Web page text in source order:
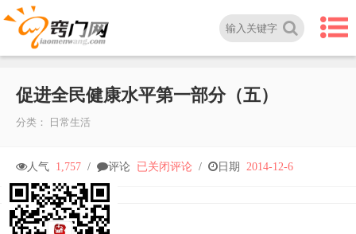
促进全民健康水平第一部分（五）
分类： 日常生活
人气 1,757 / 评论 促
已关闭评论 / 日期 2014-12-6